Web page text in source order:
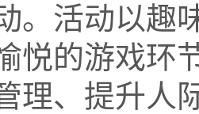
。活动以趣
悦的游戏环
理、提升人